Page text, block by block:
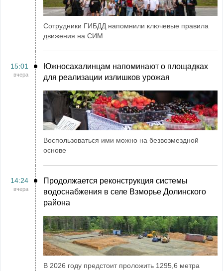
Сотрудники ГИБДД напомнили ключевые правила
движения на СИМ
15:01
вчера
Южносахалинцам напоминают о площадках
для реализации излишков урожая
Воспользоваться ими можно на безвозмездной
основе
14:24
вчера
Продолжается реконструкция системы
водоснабжения в селе Взморье Долинского
района
В 2026 году предстоит проложить 1295,6 метра